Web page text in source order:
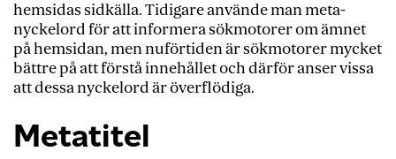
hemsidas sidkälla. Tidigare användemanmeta-
nyckelord för att informera sökmotorer om ämnet
på hemsidan, men nuförtiden är sökmotorer mycket
bättre på att förstå innehållet och därför anser vissa
attdessa nyckelord är överflödiga.
Metatitel